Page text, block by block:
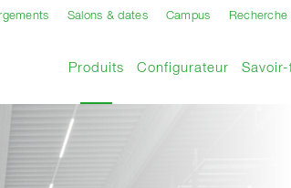
Salons & dates Campus Recherche
ProduitsPage actuelle
Configurateur